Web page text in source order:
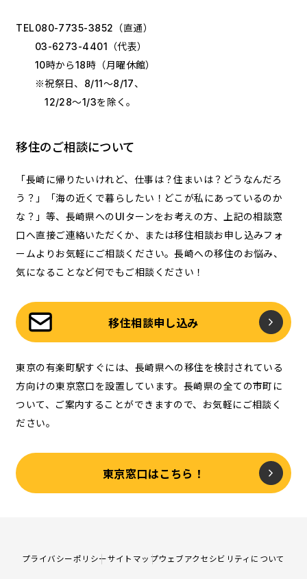
TEL080-7735-3852 （直通）
03-6273-4401
（代表）
10時から18時（月曜休館）
※祝祭日、8/11～8/17、
12/28～1/3を除く。
移住のご相談について
「長崎に帰りたいけれど、仕事は？住まいは？どうなんだろ
う？」「海の近くで暮らしたい！どこが私にあっているのか
な？」等、長崎県へのUIターンをお考えの方、上記の相談窓
口へ直接ご連絡いただくか、または移住相談お申し込みフォ
ームよりお気軽にご相談ください。長崎への移住のお悩み、
気になることなど何でもご相談ください！
移住相談申し込み
東京の有楽町駅すぐには、長崎県への移住を検討されている
方向けの東京窓口を設置しています。長崎県の全ての市町に
ついて、ご案内することができますので、お気軽にご相談く
ださい。
東京窓口はこちら！
プライバシーポリシーサイトマップウェブアクセシビリティについて